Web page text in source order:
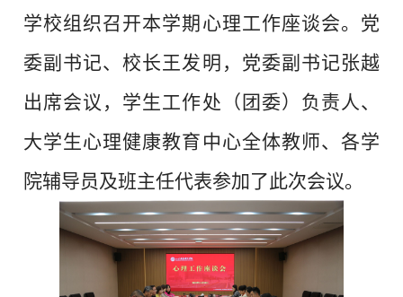
学校组织召开本学期心理工作座谈会。党
委副书记、校长王发明，党委副书记张越
出席会议，学生工作处（团委）负责人、
大学生心理健康教育中心全体教师、各学
院辅导员及班主任代表参加了此次会议。